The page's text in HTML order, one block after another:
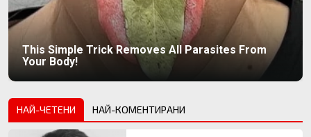
This Simple Trick Removes All Parasites From
Your Body!
НАЙ-ЧЕТЕНИ НАЙ-КОМЕНТИРАНИ